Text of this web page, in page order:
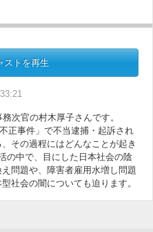
ストを再生
33:21
次官の村木厚子さんです。
正事件」で不当逮捕・起訴され
その過程にはどんなことが起き
の中で、目にした日本社会の陰
問題や、障害者雇用水増し問題
社会の闇についても迫ります。